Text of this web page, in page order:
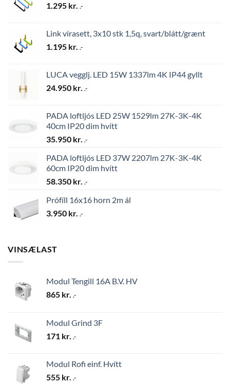
1.295 kr. .-
Link vírasett, 3x10 stk 1,5q, svart/blátt/grænt
1.195 kr. .-
LUCA vegglj. LED 15W 1337lm 4K IP44 gyllt
24.950 kr. .-
PADA loftljós LED 25W 1529lm 27K-3K-4K
40cm IP20 dim hvítt
35.950 kr. .-
PADA loftljós LED 37W 2207lm 27K-3K-4K
60cm IP20 dim hvítt
58.350 kr. .-
Prófíll 16x16 horn 2m ál
3.950 kr. .-
VINSÆLAST
Modul Tengill 16A B.V. HV
865 kr. .-
Modul Grind 3F
171 kr. .-
Modul Rofi einf. Hvítt
555 kr. .-